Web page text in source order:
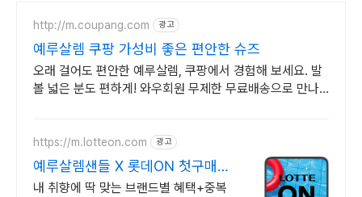
http://m.coupang.com 광고
예루살렘 쿠팡 가성비 좋은 편안한 슈즈
오래 걸어도 편안한 예루살렘, 쿠팡에서 경험해 보세요. 발
볼 넓은 분도 편하게! 와우회원 무제한 무료배송으로 만나
https://m.lotteon.com 광고
예루살렘샌들 X 롯데ON 첫구매
최대 5천원 혜택!
내 취향에 딱 맞는 브랜드별 혜택+중복